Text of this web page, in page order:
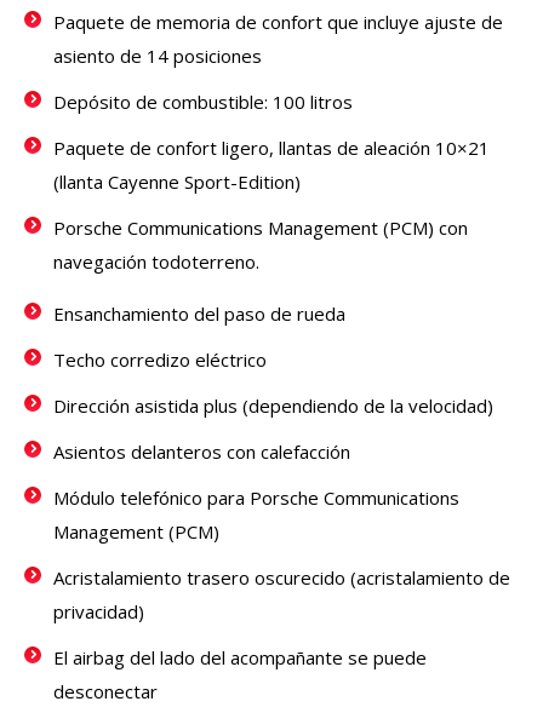
Paquete de memoria de confort que incluye ajuste de
asiento de 14 posiciones
Depósito de combustible: 100 litros
Paquete de confort ligero, llantas de aleación 10×21
(llanta Cayenne Sport-Edition)
Porsche Communications Management (PCM) con
navegación todoterreno.
Ensanchamiento del paso de rueda
Techo corredizo eléctrico
Dirección asistida plus (dependiendo de la velocidad)
Asientos delanteros con calefacción
Módulo telefónico para Porsche Communications
Management (PCM)
Acristalamiento trasero oscurecido (acristalamiento de
privacidad)
El airbag del lado del acompañante se puede
desconectar